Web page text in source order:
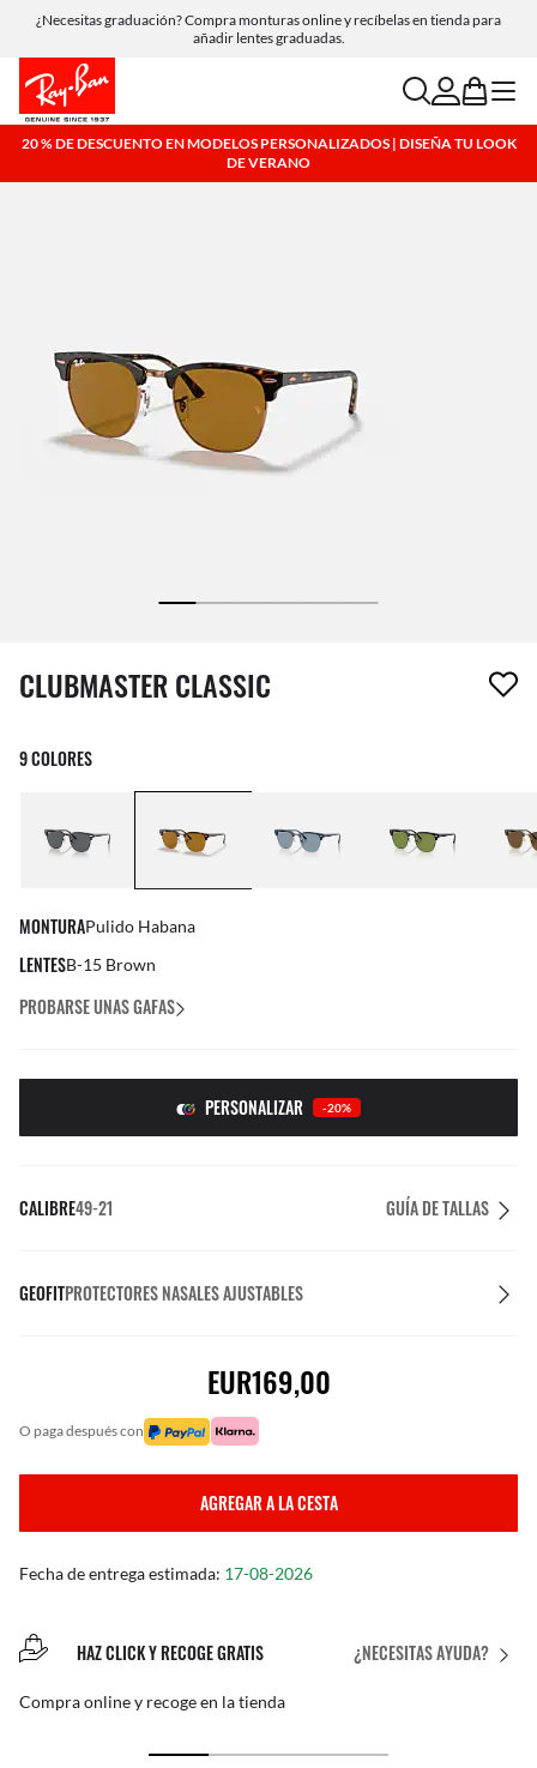
Compra online y recoge en tienda de forma gratuita.
searchaccount
bag menu
20 % DE DESCUENTO EN MODELOS PERSONALIZADOS | DISEÑA TU LOOK
DE VERANO
1 artículo ha sido eliminado a tu lista de deseos
CLUBMASTER CLASSIC
9 COLORES
MONTURAPulido Habana
LENTESB-15 Brown
PROBARSE UNAS GAFAS
PERSONALIZAR -20%
CALIBRE49-21 GUÍA DE TALLAS
GEOFITPROTECTORES NASALES AJUSTABLES
EUR169,00
o paga después con
AGREGAR A LA CESTA
Fecha de entrega estimada: 17-08-2026
¿NECESITAS AYUDA?
HAZ CLICK Y RECOGE GRATIS
Compra online y recoge en la tienda